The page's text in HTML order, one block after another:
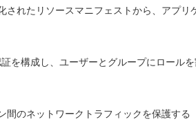
されたリソースマニフェストから、アプリ
を構成し、ユーザーとグループにロール
間のネットワークトラフィックを保護する